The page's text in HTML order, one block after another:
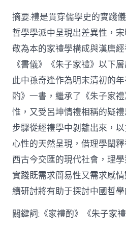
摘要:禮是貫穿儒學史的實踐
哲學學派中呈現出差異性，
敬為本的家禮學構成與漢唐
《書儀》《朱子家禮》以下
此中孫奇逢作為明末清初的
酌》一書，繼承了《朱子家
惟，又受呂坤情禮相稱的疑
步驟從經禮學中剝離出來，
心性的天然呈現，借理學闡
西古今交匯的現代社會，理
實踐既需求簡易性又需求感
續研討將有助于探討中國哲學
關鍵詞:《家禮酌》《朱子家